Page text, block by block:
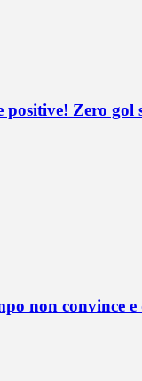
Zero
non convince